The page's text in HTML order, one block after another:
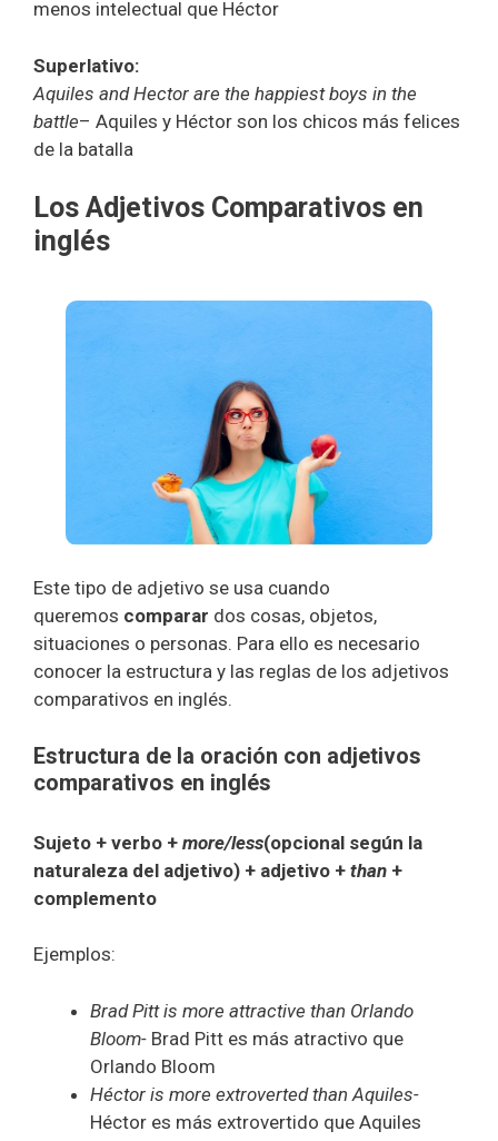
menos intelectual que Héctor
Superlativo:
Aquiles and Hector are the happiest boys in the
battle– Aquiles y Héctor son los chicos más felices
de la batalla
Los Adjetivos Comparativos en
inglés
Este tipo de adjetivo se usa cuando
queremos comparar dos cosas, objetos,
situaciones o personas. Para ello es necesario
conocer la estructura y las reglas de los adjetivos
comparativos en inglés.
Estructura de la oración con adjetivos
comparativos en inglés
Sujeto + verbo + more/less(opcional según la
naturaleza del adjetivo) + adjetivo + than +
complemento
Ejemplos:
Brad Pitt is more attractive than Orlando
Bloom- Brad Pitt es más atractivo que
Orlando Bloom
Héctor is more extroverted than Aquiles-
Héctor es más extrovertido que Aquiles